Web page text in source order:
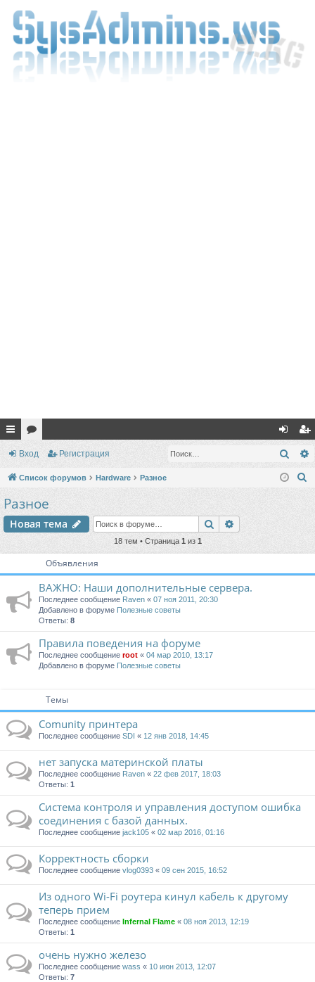
с
ы
и
ор хо
д
ег
ис
Вход Регистрация
Список форумов Hardware Разное
Разное
Новая тема Поиск
18 тем • Страница 1 из 1
Объявления
ВАЖНО: Наши дополнительные сервера.
Последнее сообщение Raven « 07 ноя 2011, 20:30
Добавлено в форуме Полезные советы
Ответы: 8
Правила поведения на форуме
Последнее сообщение root « 04 мар 2010, 13:17
Добавлено в форуме Полезные советы
Темы
Comunity принтера
Последнее сообщение SDI « 12 янв 2018, 14:45
нет запуска материнской платы
Последнее сообщение Raven « 22 фев 2017, 18:03
Ответы: 1
Система контроля и управления доступом ошибка
соединения с базой данных.
Последнее сообщение jack105 « 02 мар 2016, 01:16
Корректность сборки
Последнее сообщение vlog0393 « 09 сен 2015, 16:52
Из одного Wi-Fi роутера кинул кабель к другому
теперь прием
Последнее сообщение Infernal Flame « 08 ноя 2013, 12:19
Ответы: 1
очень нужно железо
Последнее сообщение wass « 10 июн 2013, 12:07
Ответы: 7